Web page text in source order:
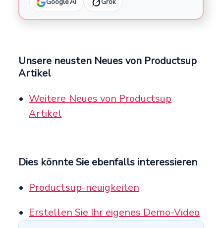
Google AI Grok
Unsere neusten Neues von Productsup
Artikel
Weitere Neues von Productsup
Artikel
Dies könnte Sie ebenfalls interessieren
Productsup-neuigkeiten
Erstellen Sie Ihr eigenes Demo-Video